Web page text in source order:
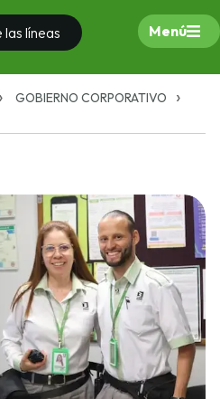
líneas Menú
GOBIERNO CORPORATIVO